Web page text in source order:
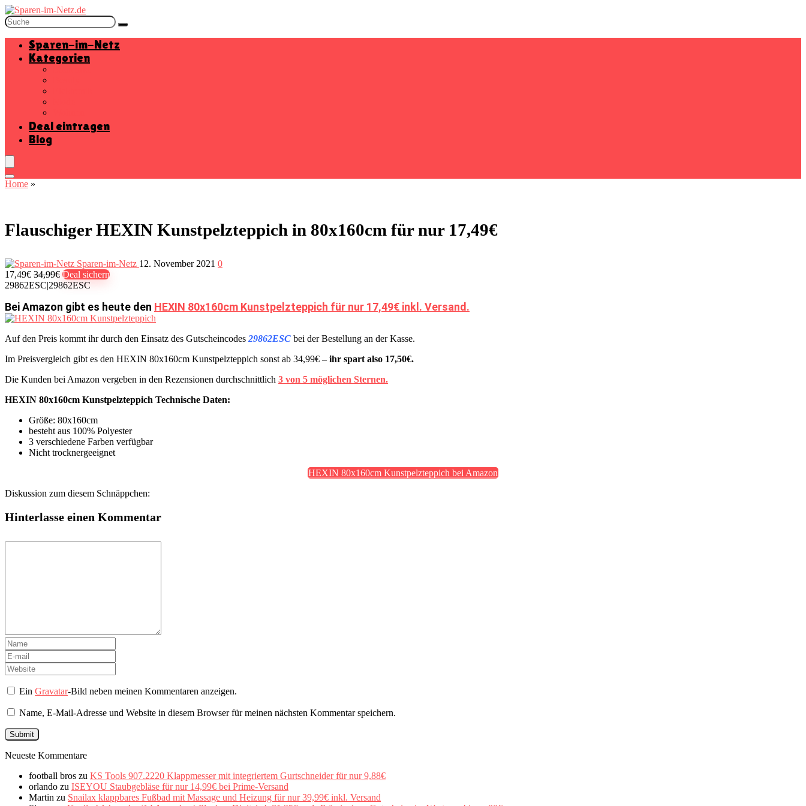
Sparen-im-Netz
Kategorien
Deal eintragen
Blog
Home »
Flauschiger HEXIN Kunstpelzteppich in 80x160cm für nur 17,49€
Sparen-im-Netz 12. November 2021 0
17,49€ 34,99€ Deal sichern
29862ESC|29862ESC
Bei Amazon gibt es heute den HEXIN 80x160cm Kunstpelzteppich für nur 17,49€ inkl. Versand.
Auf den Preis kommt ihr durch den Einsatz des Gutscheincodes 29862ESC bei der Bestellung an der Kasse.
Im Preisvergleich gibt es den HEXIN 80x160cm Kunstpelzteppich sonst ab 34,99€– ihr spart also 17,50€.
Die Kunden bei Amazon vergeben in den Rezensionen durchschnittlich 3 von 5 möglichen Sternen.
HEXIN 80x160cm Kunstpelzteppich Technische Daten:
Größe: 80x160cm
besteht aus 100% Polyester
3 verschiedene Farben verfügbar
Nicht trocknergeeignet
HEXIN 80x160cm Kunstpelzteppich bei Amazon
Diskussion zum diesem Schnäppchen:
Hinterlasse einen Kommentar
EinGravatar-Bild neben meinen Kommentaren anzeigen.
Name, E-Mail-Adresse und Website in diesem Browser für meinen nächsten Kommentar speichern.
Neueste Kommentare
football bros zu KS Tools 907.2220 Klappmesser mit integriertem Gurtschneider für nur 9,88€
orlando zu ISEYOU Staubgebläse für nur 14,99€ bei Prime-Versand
Martin zu Snailax klappbares Fußbad mit Massage und Heizung für nur 39,99€ inkl. Versand